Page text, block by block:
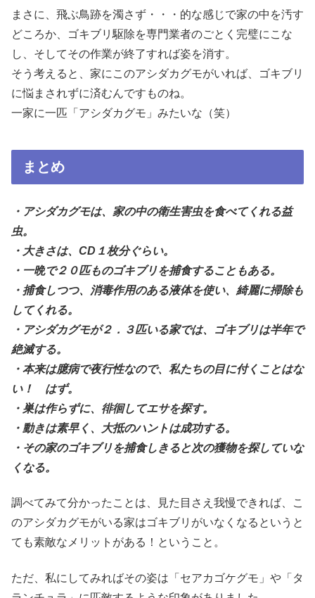
まさに、飛ぶ鳥跡を濁さず・・・的な感じで家の中を汚す
どころか、ゴキブリ駆除を専門業者のごとく完璧にこな
し、そしてその作業が終了すれば姿を消す。
そう考えると、家にこのアシダカグモがいれば、ゴキブリ
に悩まされずに済むんですものね。
一家に一匹「アシダカグモ」みたいな（笑）
まとめ
・アシダカグモは、家の中の衛生害虫を食べてくれる益
虫。
・大きさは、CD１枚分ぐらい。
・一晩で２０匹ものゴキブリを捕食することもある。
・捕食しつつ、消毒作用のある液体を使い、綺麗に掃除も
してくれる。
・アシダカグモが２．３匹いる家では、ゴキブリは半年で
絶滅する。
・本来は臆病で夜行性なので、私たちの目に付くことはな
い！ はず。
・巣は作らずに、徘徊してエサを探す。
・動きは素早く、大抵のハントは成功する。
・その家のゴキブリを捕食しきると次の獲物を探していな
くなる。
調べてみて分かったことは、見た目さえ我慢できれば、こ
のアシダカグモがいる家はゴキブリがいなくなるというと
ても素敵なメリットがある！ということ。
ただ、私にしてみればその姿は「セアカゴケグモ」や「タ